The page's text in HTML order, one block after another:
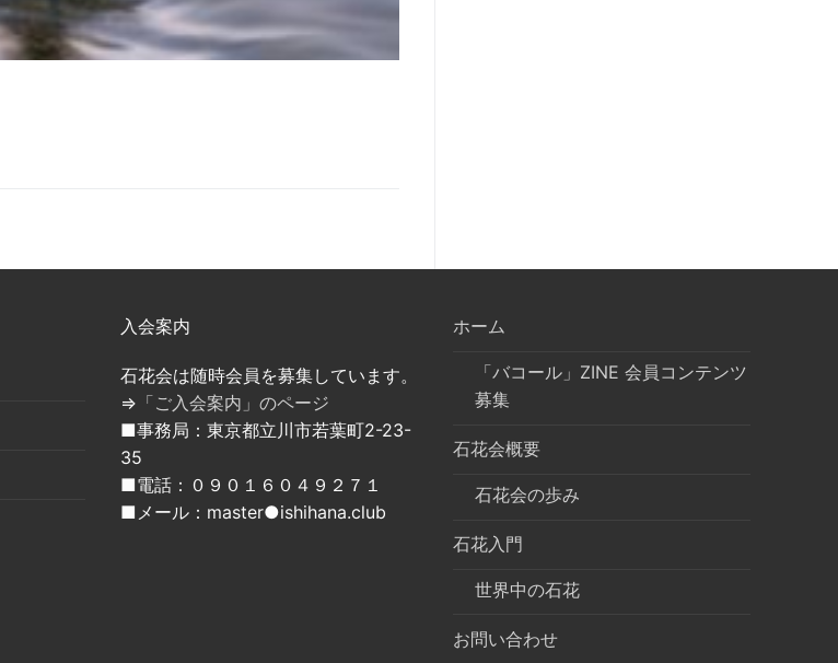
入会案内
石花会は随時会員を募集しています。
⇒ 「ご入会案内」のページ
■事務局：東京都立川市若葉町2-23-
35
■電話：０９０１６０４９２７１
■メール：master●ishihana.club
ホーム
「バコール」ZINE 会員コンテンツ
募集
石花会概要
石花会の歩み
石花入門
世界中の石花
お問い合わせ